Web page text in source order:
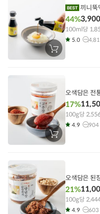
장
바
기
끼니
44%3,900
100ml당
5.0
장
바
오색담은 전
17%
100g당
4.9 904
오색담은 된
21%
100g당
4.9 603